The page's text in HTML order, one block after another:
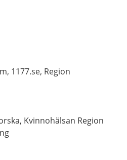
1177.se, Region
Kvinnohälsan Region